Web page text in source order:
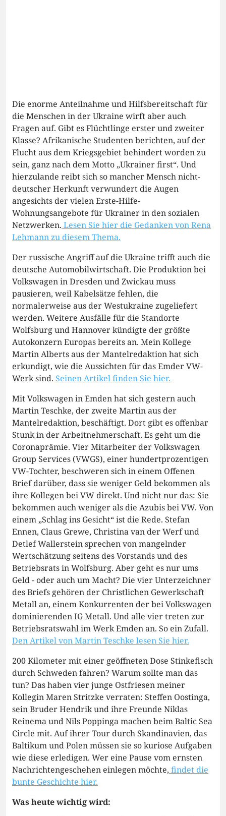
Die enorme Anteilnahme und Hilfsbereitschaft für
die Menschen in der Ukraine wirft aber auch
Fragen auf. Gibt es Flüchtlinge erster und zweiter
Klasse? Afrikanische Studenten berichten, auf der
Flucht aus dem Kriegsgebiet behindert worden zu
sein, ganz nach dem Motto „Ukrainer first“. Und
hierzulande reibt sich so mancher Mensch nicht-
deutscher Herkunft verwundert die Augen
angesichts der vielen Erste-Hilfe-
Wohnungsangebote für Ukrainer in den sozialen
Netzwerken. Lesen Sie hier die Gedanken von Rena
Lehmann zu diesem Thema.
Der russische Angriff auf die Ukraine trifft auch die
deutsche Automobilwirtschaft. Die Produktion bei
Volkswagen in Dresden und Zwickau muss
pausieren, weil Kabelsätze fehlen, die
normalerweise aus der Westukraine zugeliefert
werden. Weitere Ausfälle für die Standorte
Wolfsburg und Hannover kündigte der größte
Autokonzern Europas bereits an. Mein Kollege
Martin Alberts aus der Mantelredaktion hat sich
erkundigt, wie die Aussichten für das Emder VW-
Werk sind. Seinen Artikel finden Sie hier.
Mit Volkswagen in Emden hat sich gestern auch
Martin Teschke, der zweite Martin aus der
Mantelredaktion, beschäftigt. Dort gibt es offenbar
Stunk in der Arbeitnehmerschaft. Es geht um die
Coronaprämie. Vier Mitarbeiter der Volkswagen
Group Services (VWGS), einer hundertprozentigen
VW-Tochter, beschweren sich in einem Offenen
Brief darüber, dass sie weniger Geld bekommen als
ihre Kollegen bei VW direkt. Und nicht nur das: Sie
bekommen auch weniger als die Azubis bei VW. Von
einem „Schlag ins Gesicht“ ist die Rede. Stefan
Ennen, Claus Grewe, Christina van der Werf und
Detlef Wallerstein sprechen von mangelnder
Wertschätzung seitens des Vorstands und des
Betriebsrats in Wolfsburg. Aber geht es nur ums
Geld - oder auch um Macht? Die vier Unterzeichner
des Briefs gehören der Christlichen Gewerkschaft
Metall an, einem Konkurrenten der bei Volkswagen
dominierenden IG Metall. Und alle vier treten zur
Betriebsratswahl im Werk Emden an. So ein Zufall.
Den Artikel von Martin Teschke lesen Sie hier.
200 Kilometer mit einer geöffneten Dose Stinkefisch
durch Schweden fahren? Warum sollte man das
tun? Das haben vier junge Ostfriesen meiner
Kollegin Maren Stritzke verraten: Steffen Oostinga,
sein Bruder Hendrik und ihre Freunde Niklas
Reinema und Nils Poppinga machen beim Baltic Sea
Circle mit. Auf ihrer Tour durch Skandinavien, das
Baltikum und Polen müssen sie so kuriose Aufgaben
wie diese erledigen. Wer eine Pause vom ernsten
Nachrichtengeschehen einlegen möchte, findet die
bunte Geschichte hier.
Was heute wichtig wird: